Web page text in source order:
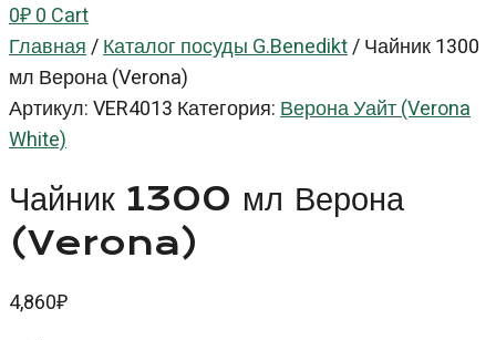
0₽0Cart
Главная/Каталог посуды G.Benedikt/Чайник 1300
мл Верона (Verona)
Артикул:VER4013 Категория:Верона Уайт (Verona
White)
Чайник 1300 мл Верона
(Verona)
4,860₽